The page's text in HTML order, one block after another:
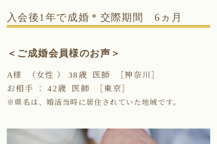
入会後1年で成婚＊交際期間 6ヵ月
＜ご成婚会員様のお声＞
A様 （女性 ） 38歳 医師 ［神奈川］
お相手 ： 42歳 医師 ［東京］
※県名は、婚活当時に居住されていた地域です。